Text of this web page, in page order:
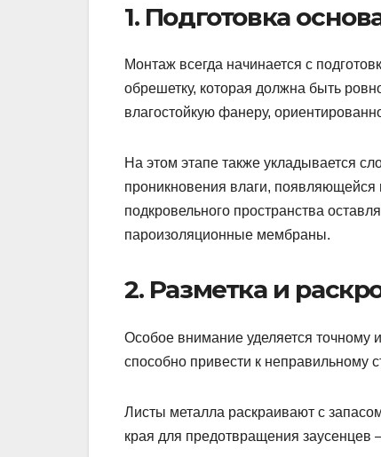
1. Подготовка
Монтаж всегда начинается с
обрешетку, которая должна быть
влагостойкую фанеру,
На этом этапе также укладывается
проникновения влаги, появляющейся
подкровельного пространства
пароизоляционные мембраны.
2. Разметка и
Особое внимание уделяется точному
способно привести к неправильному
Листы металла раскраивают с
края для предотвращения заусенцев